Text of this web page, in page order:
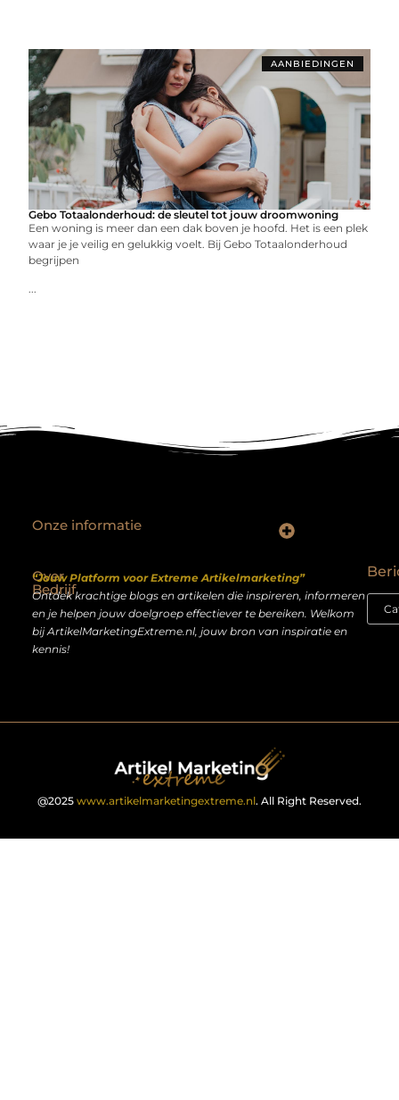
AANBIEDINGEN
Gebo Totaalonderhoud: de sleutel tot jouw droomwoning
Een woning is meer dan een dak boven je hoofd. Het is een plek
waar je je veilig en gelukkig voelt. Bij Gebo Totaalonderhoud
begrijpen
...
Over
Bedrijf
“Jouw Platform voor Extreme Artikelmarketing”
Ontdek krachtige blogs en artikelen die inspireren, informeren
en je helpen jouw doelgroep effectiever te bereiken. Welkom
bij ArtikelMarketingExtreme.nl, jouw bron van inspiratie en
kennis!
Onze informatie
@2025 www.artikelmarketingextreme.nl. All Right Reserved.